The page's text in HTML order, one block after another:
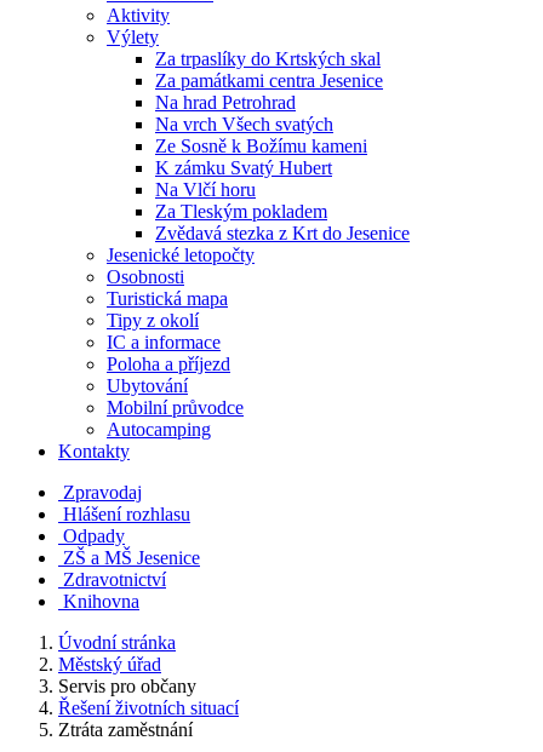
Aktivity
Výlety
Za trpaslíky do Krtských skal
Za památkami centra Jesenice
Na hrad Petrohrad
Na vrch Všech svatých
Ze Sosně k Božímu kameni
K zámku Svatý Hubert
Na Vlčí horu
Za Tleským pokladem
Zvědavá stezka z Krt do Jesenice
Jesenické letopočty
Osobnosti
Turistická mapa
Tipy z okolí
IC a informace
Poloha a příjezd
Ubytování
Mobilní průvodce
Autocamping
Kontakty
Zpravodaj
Hlášení rozhlasu
Odpady
ZŠ a MŠ Jesenice
Zdravotnictví
Knihovna
Úvodní stránka
Městský úřad
Servis pro občany
Řešení životních situací
Ztráta zaměstnání